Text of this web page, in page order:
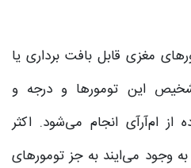
مغزی قابل بافت برداری یا
این تومورها و درجه‌ و
از ام‌آرآی انجام می‌شود. اکثر
وجود می‌ایند به جز تومورهای